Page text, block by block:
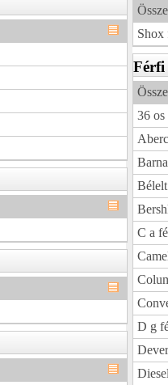
Shox
Férfi
36
C a
D g